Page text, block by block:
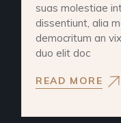
suas molestiae
dissentiunt, alia
democritum an
duo elit doc
READ MORE